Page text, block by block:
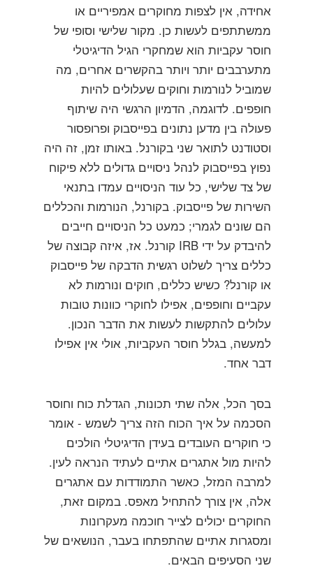
אחידה, אין לצפות מחוקרים אמפיריים או
ממשתתפים לעשות כן. מקור שלישי וסופי של
חוסר עקביות הוא שמחקרי הגיל הדיגיטלי
מתערבבים יותר ויותר בהקשרים אחרים, מה
שמוביל לנורמות וחוקים שעלולים להיות
חופפים. לדוגמה, הדמיון הרגשי היה שיתוף
פעולה בין מדען נתונים בפייסבוק ופרופסור
וסטודנט לתואר שני בקורנל. באותו זמן, זה היה
נפוץ בפייסבוק לנהל ניסויים גדולים ללא פיקוח
של צד שלישי, כל עוד הניסויים עמדו בתנאי
השירות של פייסבוק. בקורנל, הנורמות והכללים
הם שונים לגמרי; כמעט כל הניסויים חייבים
להיבדק על ידי IRB קורנל. אז, איזה קבוצה של
כללים צריך לשלוט רגשית הדבקה של פייסבוק
או קורנל? כשיש כללים, חוקים ונורמות לא
עקביים וחופפים, אפילו לחוקרי כוונות טובות
עלולים להתקשות לעשות את הדבר הנכון.
למעשה, בגלל חוסר העקביות, אולי אין אפילו
דבר אחד.
בסך הכל, אלה שתי תכונות, הגדלת כוח וחוסר
הסכמה על איך הכוח הזה צריך לשמש - אומר
כי חוקרים העובדים בעידן הדיגיטלי הולכים
להיות מול אתגרים אתיים לעתיד הנראה לעין.
למרבה המזל, כאשר התמודדות עם אתגרים
אלה, אין צורך להתחיל מאפס. במקום זאת,
החוקרים יכולים לצייר חוכמה מעקרונות
ומסגרות אתיים שהתפתחו בעבר, הנושאים של
שני הסעיפים הבאים.